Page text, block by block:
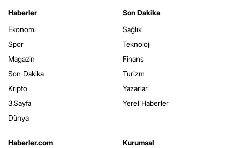
Haberler
Ekonomi
Spor
Magazin
Son Dakika
Kripto
3.Sayfa
Dünya
Son Dakika
Sağlık
Teknoloji
Finans
Turizm
Yazarlar
Yerel Haberler
Haberler.com
Kurumsal